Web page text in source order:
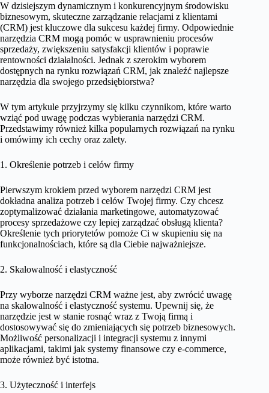
W dzisiejszym dynamicznym i konkurencyjnym środowisku
biznesowym, skuteczne zarządzanie relacjami z klientami
(CRM) jest kluczowe dla sukcesu każdej firmy. Odpowiednie
narzędzia CRM mogą pomóc w usprawnieniu procesów
sprzedaży, zwiększeniu satysfakcji klientów i poprawie
rentowności działalności. Jednak z szerokim wyborem
dostępnych na rynku rozwiązań CRM, jak znaleźć najlepsze
narzędzia dla swojego przedsiębiorstwa?
W tym artykule przyjrzymy się kilku czynnikom, które warto
wziąć pod uwagę podczas wybierania narzędzi CRM.
Przedstawimy również kilka popularnych rozwiązań na rynku
i omówimy ich cechy oraz zalety.
1. Określenie potrzeb i celów firmy
Pierwszym krokiem przed wyborem narzędzi CRM jest
dokładna analiza potrzeb i celów Twojej firmy. Czy chcesz
zoptymalizować działania marketingowe, automatyzować
procesy sprzedażowe czy lepiej zarządzać obsługą klienta?
Określenie tych priorytetów pomoże Ci w skupieniu się na
funkcjonalnościach, które są dla Ciebie najważniejsze.
2. Skalowalność i elastyczność
Przy wyborze narzędzi CRM ważne jest, aby zwrócić uwagę
na skalowalność i elastyczność systemu. Upewnij się, że
narzędzie jest w stanie rosnąć wraz z Twoją firmą i
dostosowywać się do zmieniających się potrzeb biznesowych.
Możliwość personalizacji i integracji systemu z innymi
aplikacjami, takimi jak systemy finansowe czy e-commerce,
może również być istotna.
3. Użyteczność i interfejs